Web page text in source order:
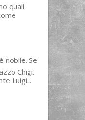
quali
nobile. Se
Chigi,
Luigi...